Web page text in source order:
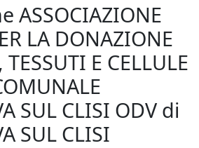
ASSOCIAZIONE
LA DONAZIONE
E CELLULE
SUL CLISI ODV di
SUL CLISI